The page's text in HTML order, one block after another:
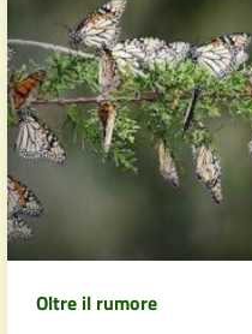
Oltre il rumore